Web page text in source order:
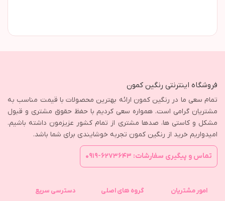
فروشگاه اینترنتی رنگین کمون
تمام سعی ما در رنگین کمون ارائه بهترین محصولات با قیمت مناسب به
مشتریان گرامی است. همواره سعی کردیم با حفظ حقوق مشتری و قبول
مشکل و کاستی ها، صدها مشتری از تمام کشور عزیزمون داشته باشیم.
امیدواریم خرید از رنگین کمون تجربه خوشایندی برای شما باشد.
تماس و پیگیری سفارشات: ۶۲۷۳۶۴۳-۰۹۱۹
امور مشتریان گروه های اصلی دسترسی سریع